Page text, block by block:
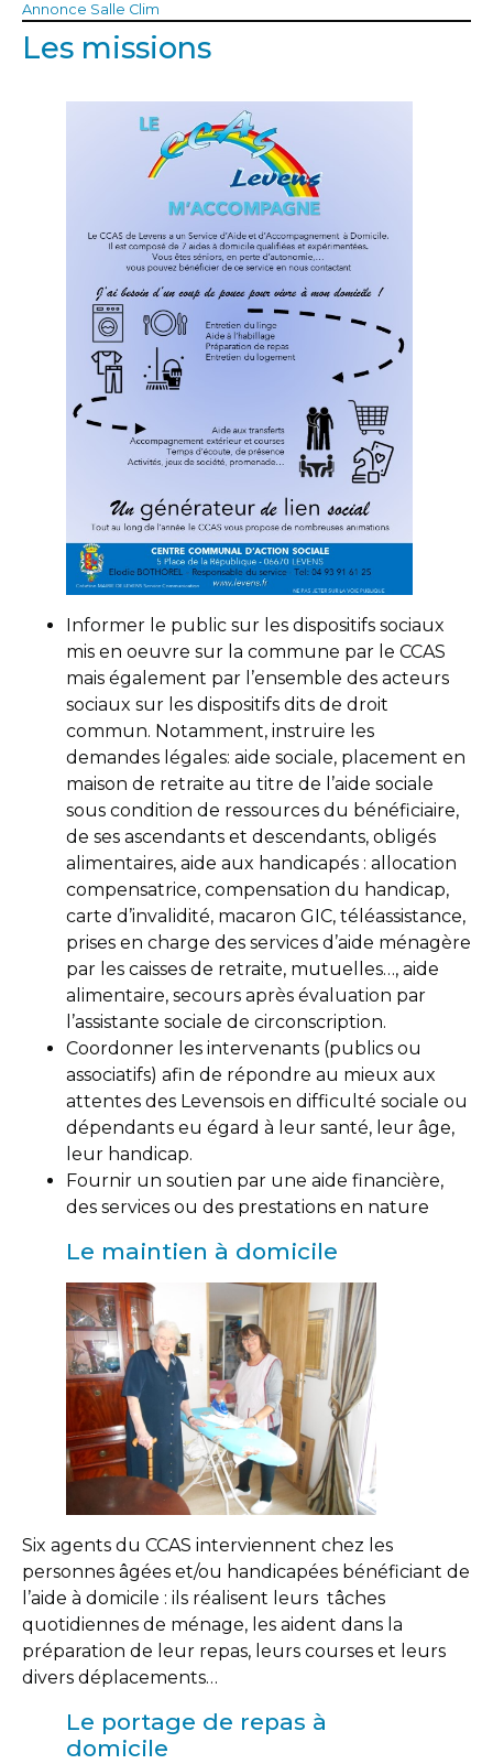
Annonce Salle Clim
Les missions
Informer le public sur les dispositifs sociaux
mis en oeuvre sur la commune par le CCAS
mais également par l’ensemble des acteurs
sociaux sur les dispositifs dits de droit
commun. Notamment, instruire les
demandes légales: aide sociale, placement en
maison de retraite au titre de l’aide sociale
sous condition de ressources du bénéficiaire,
de ses ascendants et descendants, obligés
alimentaires, aide aux handicapés : allocation
compensatrice, compensation du handicap,
carte d’invalidité, macaron GIC, téléassistance,
prises en charge des services d’aide ménagère
par les caisses de retraite, mutuelles…, aide
alimentaire, secours après évaluation par
l’assistante sociale de circonscription.
Coordonner les intervenants (publics ou
associatifs) afin de répondre au mieux aux
attentes des Levensois en difficulté sociale ou
dépendants eu égard à leur santé, leur âge,
leur handicap.
Fournir un soutien par une aide financière,
des services ou des prestations en nature
Le maintien à domicile
Six agents du CCAS interviennent chez les
personnes âgées et/ou handicapées bénéficiant de
l’aide à domicile : ils réalisent leurs tâches
quotidiennes de ménage, les aident dans la
préparation de leur repas, leurs courses et leurs
divers déplacements…
Le portage de repas à
domicile